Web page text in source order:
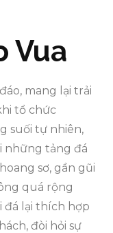
Vua
mang lại trải
tổ chức
suối tự nhiên,
những tảng đá
sơ, gần gũi
quá rộng
đá lại thích hợp
đòi hỏi sự